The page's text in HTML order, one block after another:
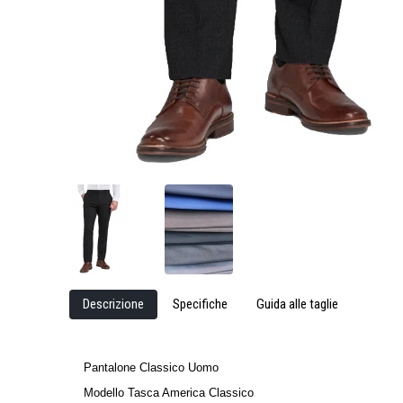
Descrizione Specifiche Guida alle taglie
Pantalone Classico Uomo
Modello Tasca America Classico